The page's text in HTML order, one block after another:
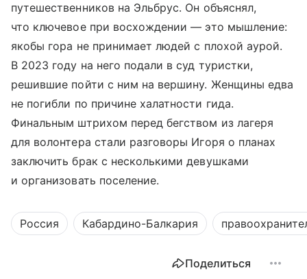
путешественников на Эльбрус. Он объяснял,
что ключевое при восхождении — это мышление:
якобы гора не принимает людей с плохой аурой.
В 2023 году на него подали в суд туристки,
решившие пойти с ним на вершину. Женщины едва
не погибли по причине халатности гида.
Финальным штрихом перед бегством из лагеря
для волонтера стали разговоры Игоря о планах
заключить брак с несколькими девушками
и организовать поселение.
Россия Кабардино-Балкария
Поделиться